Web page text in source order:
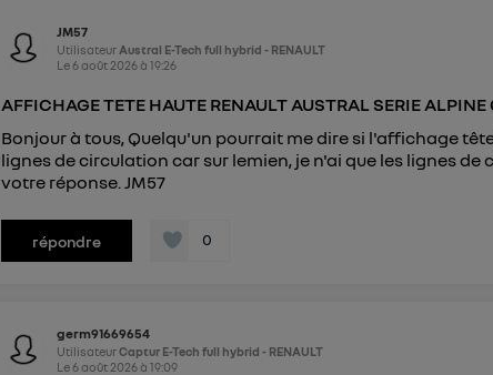
JM57
Utilisateur Austral E-Tech full hybrid - RENAULT
Le6 août 2026à19:26
AFFICHAGE TETE HAUTE RENAULT AUSTRAL SERIE
Bonjour à tous, Quelqu'un pourrait me dire si l'affichage
lignes de circulation car sur lemien, je n'ai que les lignes
votre réponse. JM57
répondre 0
germ91669654
UtilisateurCaptur E-Tech full hybrid - RENAULT
Le6 août 2026à19:09
d'informations, veuillez consulter la Politique d'information